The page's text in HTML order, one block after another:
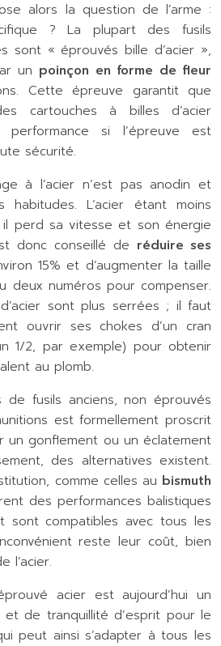
alors la question de l’arme :
? La plupart des fusils
sont « éprouvés bille d’acier »,
un poinçon en forme de fleur
Cette épreuve garantit que
cartouches à billes d’acier
si l’épreuve est
sécurité.
à l’acier n’est pas anodin et
habitudes. L’acier étant moins
perd sa vitesse et son énergie
donc conseillé de réduire ses
15% et d’augmenter la taille
deux numéros pour compenser.
sont plus serrées ; il faut
ouvrir ses chokes d’un cran
1/2, par exemple) pour obtenir
au plomb.
de fusils anciens, non éprouvés
est formellement proscrit
un gonflement ou un éclatement
des alternatives existent.
comme celles au bismuth
des performances balistiques
sont compatibles avec tous les
reste leur coût, bien
l’acier.
acier est aujourd’hui un
de tranquillité d’esprit pour le
peut ainsi s’adapter à tous les